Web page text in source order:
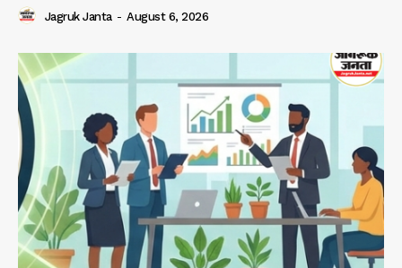
Jagruk Janta - August 6, 2026